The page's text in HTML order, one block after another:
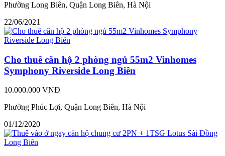
Phường Long Biên, Quận Long Biên, Hà Nội
22/06/2021
Cho thuê căn hộ 2 phòng ngủ 55m2 Vinhomes
Symphony Riverside Long Biên
10.000.000 VNĐ
Phường Phúc Lợi, Quận Long Biên, Hà Nội
01/12/2020